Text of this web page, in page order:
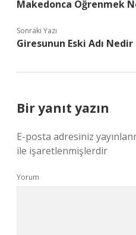
Makedonca Öğrenmek
Sonraki Yazı
Giresunun Eski Adı Nedir
Bir yanıt yazın
E-posta adresiniz
ile işaretlenmişlerdir
Yorum